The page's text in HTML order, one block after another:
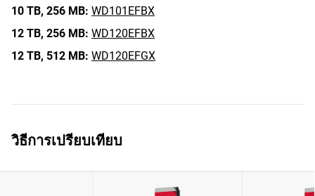
10 TB, 256 MB: WD101EFBX
12 TB, 256 MB: WD120EFBX
12 TB, 512 MB: WD120EFGX
วิธีการเปรียบเทียบ